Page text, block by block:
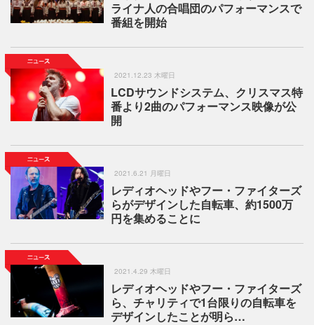
ライナ人の合唱団のパフォーマンスで
番組を開始
2021.12.23 木曜日
LCDサウンドシステム、クリスマス特
番より2曲のパフォーマンス映像が公
開
2021.6.21 月曜日
レディオヘッドやフー・ファイターズ
らがデザインした自転車、約1500万
円を集めることに
2021.4.29 木曜日
レディオヘッドやフー・ファイターズ
ら、チャリティで1台限りの自転車を
デザインしたことが明ら…